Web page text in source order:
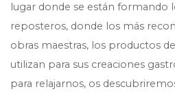
lugar donde se están formando
reposteros, donde los más
obras maestras, los productos
utilizan para sus creaciones
para relajarnos, os